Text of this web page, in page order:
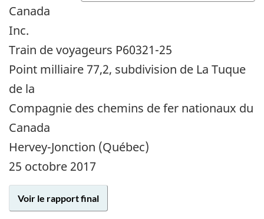
Canada
Inc.
Train de voyageurs P60321-25
Point milliaire 77,2, subdivision de La Tuque
de la
Compagnie des chemins de fer nationaux du
Canada
Hervey-Jonction (Québec)
25 octobre 2017
Voir le rapport final